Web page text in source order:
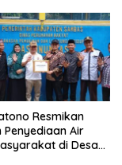
Resmikan
Air
di Desa